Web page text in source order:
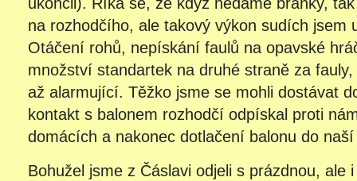
na rozhodčího, ale takový výkon sudích jsem
Otáčení rohů, nepískání faulů na opavské
množství standartek na druhé straně za
až alarmující. Těžko jsme se mohli dostávat
kontakt s balonem rozhodčí odpískal proti
domácích a nakonec dotlačení balonu do
Bohužel jsme z Čáslavi odjeli s prázdnou, ale